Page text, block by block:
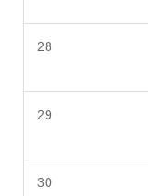
28
29
30